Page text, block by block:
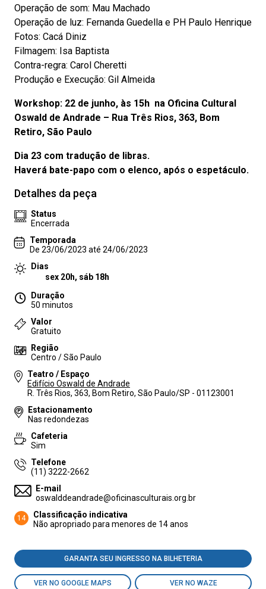
Operação de som: Mau Machado
Operação de luz: Fernanda Guedella e PH Paulo Henrique
Fotos: Cacá Diniz
Filmagem: Isa Baptista
Contra-regra: Carol Cheretti
Produção e Execução: Gil Almeida
Workshop: 22 de junho, às 15h na Oficina Cultural
Oswald de Andrade – Rua Três Rios, 363, Bom
Retiro, São Paulo
Dia 23 com tradução de libras.
Haverá bate-papo com o elenco, após o espetáculo.
Detalhes da peça
Status
Encerrada
Temporada
De 23/06/2023 até 24/06/2023
Dias
sex 20h, sáb 18h
Duração
50 minutos
Valor
Gratuito
Região
Centro / São Paulo
Teatro / Espaço
Edifício Oswald de Andrade
R. Três Rios, 363, Bom Retiro, São Paulo/SP - 01123001
Estacionamento
Nas redondezas
Cafeteria
Sim
Telefone
(11) 3222-2662
E-mail
oswalddeandrade@oficinasculturais.org.br
14
Classificação indicativa
Não apropriado para menores de 14 anos
GARANTA SEU INGRESSO NA BILHETERIA
VER NO GOOGLE MAPS VER NO WAZE